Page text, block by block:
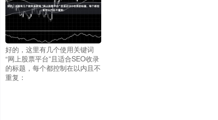
好的，这里有几个使用关键词
“网上股票平台”且适合SEO收录
的标题，每个都控制在以内且不
重复：